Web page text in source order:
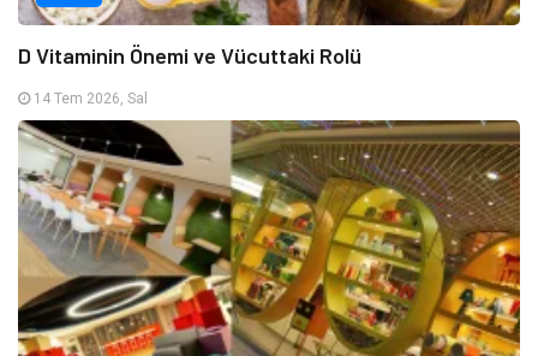
D Vitaminin Önemi ve Vücuttaki Rolü
14 Tem 2026, Sal